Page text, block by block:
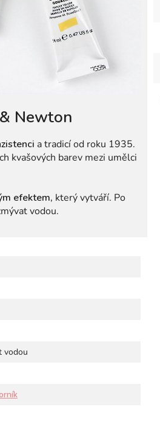
Newton
a tradicí od roku 1935.
kvašových barev mezi umělci
efektem, který vytváří. Po
vodou.
vodou